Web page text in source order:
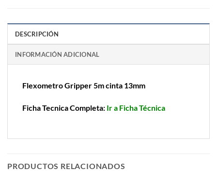
DESCRIPCIÓN
INFORMACIÓN ADICIONAL
Flexometro Gripper 5m cinta 13mm
Ficha Tecnica Completa: Ir a Ficha Técnica
PRODUCTOS RELACIONADOS